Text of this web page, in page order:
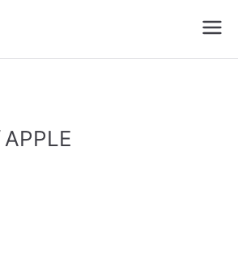
- Suivre
APPLE